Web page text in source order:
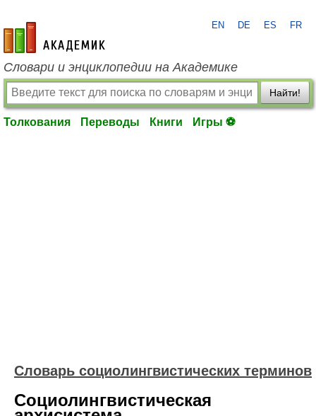
academic.ru
EN DE ES FR
Словари и энциклопедии на Академике
Найти!
Толкования Переводы Книги Игры ⚽
Словарь социолингвистических терминов
Социолингвистическая